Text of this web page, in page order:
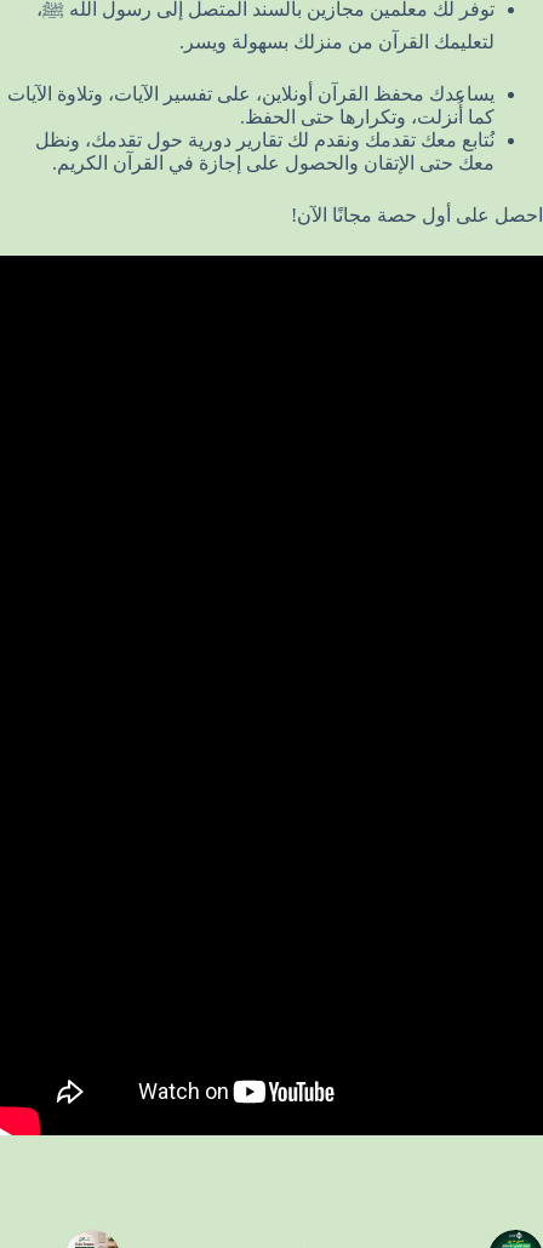
توفر لك معلمين مجازين بالسند المتصل إلى رسول الله ﷺ،
لتعليمك القرآن من منزلك بسهولة ويسر.
يساعدك محفظ القرآن أونلاين، على تفسير الآيات، وتلاوة الآيات
كما أُنزلت، وتكرارها حتى الحفظ.
نُتابع معك تقدمك ونقدم لك تقارير دورية حول تقدمك، ونظل
معك حتى الإتقان والحصول على إجازة في القرآن الكريم.
احصل على أول حصة مجانًا الآن!